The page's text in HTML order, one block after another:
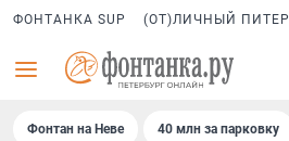
ФОНТАНКА SUP (ОТ)ЛИЧНЫЙ ПИТЕР
Фонтан на Неве 40 млн за парковку